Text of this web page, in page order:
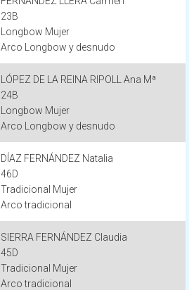
23B
Longbow Mujer
Arco Longbow y desnudo
LÓPEZ DE LA REINA RIPOLL Ana Mª
24B
Longbow Mujer
Arco Longbow y desnudo
DÍAZ FERNÁNDEZ Natalia
46D
Tradicional Mujer
Arco tradicional
SIERRA FERNÁNDEZ Claudia
45D
Tradicional Mujer
Arco tradicional